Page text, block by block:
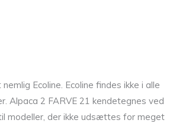
Ecoline. Ecoline findes ikke i alle
Alpaca 2 FARVE 21 kendetegnes ved
modeller, der ikke udsættes for meget